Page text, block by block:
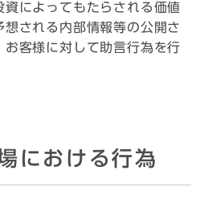
によってもたらされる価値
想される内部情報等の公開さ
客様に対して助言行為を行
における行為